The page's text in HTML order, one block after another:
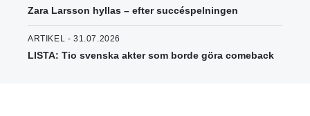
Zara Larsson hyllas – efter succéspelningen
ARTIKEL - 31.07.2026
LISTA: Tio svenska akter som borde göra comeback